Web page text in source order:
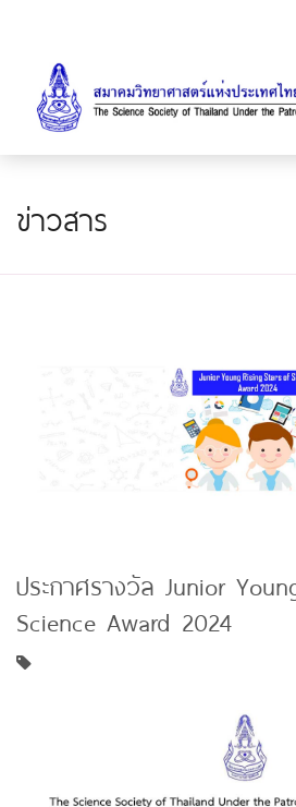
ข่าวสาร
ประกาศรางวัล Junior
Science Award 2024